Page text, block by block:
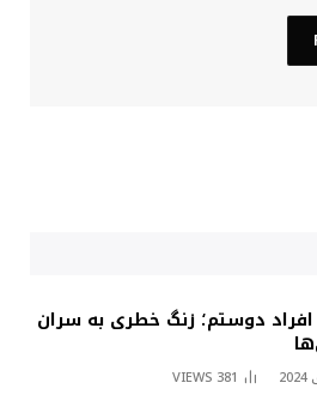
افراد دوستم؛ زنگ خطری به سران
381
VIEWS